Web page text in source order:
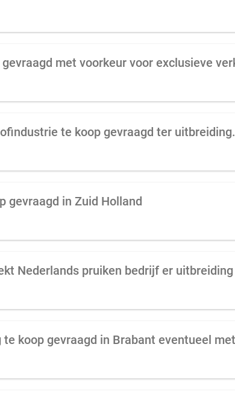
te koop gevraagd ter uitbreiding.
gevraagd in Zuid Holland
Nederlands pruiken bedrijf er uitbreiding